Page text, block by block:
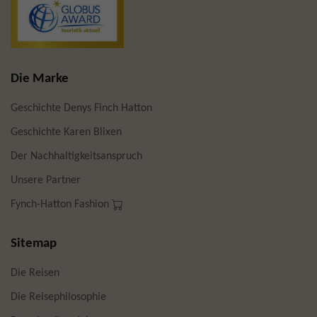
Die Marke
Geschichte Denys Finch Hatton
Geschichte Karen Blixen
Der Nachhaltigkeitsanspruch
Unsere Partner
Fynch-Hatton Fashion
Sitemap
Die Reisen
Die Reisephilosophie